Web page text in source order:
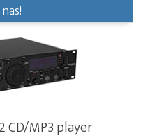
CD/MP3 player